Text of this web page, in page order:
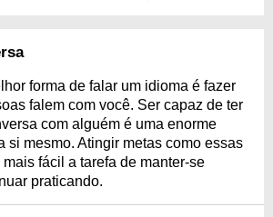
forma de falar um idioma é fazer
falem com você. Ser capaz de ter
com alguém é uma enorme
si mesmo. Atingir metas como essas
fácil a tarefa de manter-se
praticando.